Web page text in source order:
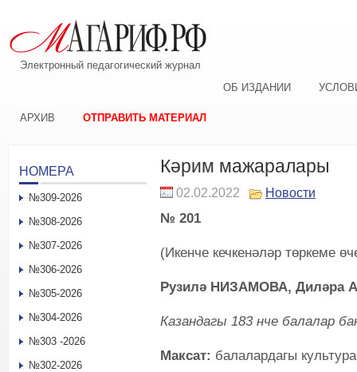
Электронный педагогический журнал
ОБ ИЗДАНИИ
АРХИВ ОТПРАВИТЬ МАТЕРИАЛ
Кәрим мажаралары
02.02.2022 Новости
№ 201
(Икенче кечкенәләр төркеме
Рузилә НИЗАМОВА, Диләра А
Казандагы 183 нче балалар
Максат: балалардагы
НОМЕРА
№309-2026
№308-2026
№307-2026
№306-2026
№305-2026
№304-2026
№303 -2026
№302-2026